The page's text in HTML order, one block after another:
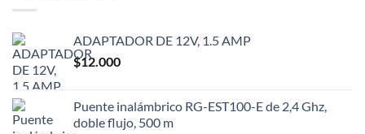
ADAPTADOR DE 12V, 1.5 AMP
$12.000
Puente inalámbrico RG-EST100-E de 2,4 Ghz,
doble flujo, 500 m